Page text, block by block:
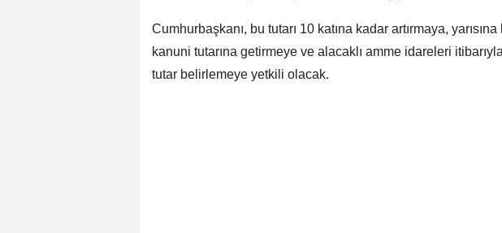
Cumhurbaşkanı, bu tutarı 10 katına kadar artırmaya,
kanuni tutarına getirmeye ve alacaklı amme idareleri
tutar belirlemeye yetkili olacak.